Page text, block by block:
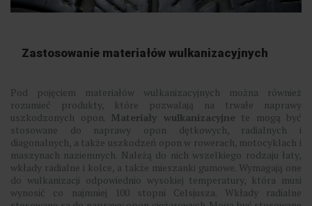
Zastosowanie materiałów wulkanizacyjnych
Pod pojęciem materiałów wulkanizacyjnych można również
rozumieć produkty, które pozwalają na trwałe naprawy
uszkodzonych opon. Materiały wulkanizacyjne te mogą być
stosowane do naprawy opon dętkowych, radialnych i
diagonalnych, a także uszkodzeń opon w rowerach, motocyklach i
maszynach naziemnych. Należą do nich wszelkiego rodzaju łaty,
wkłady radialne i kolce, a także mieszanki gumowe. Wymagają one
do wulkanizacji odpowiednio wysokiej temperatury, która musi
wynosić co najmniej 100 stopni Celsjusza. Wkłady radialne